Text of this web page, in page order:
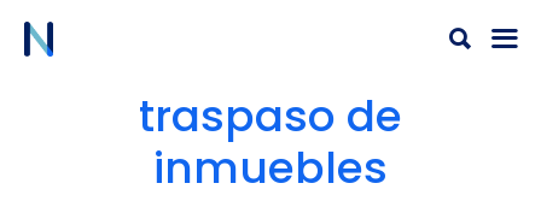
traspaso de
inmuebles